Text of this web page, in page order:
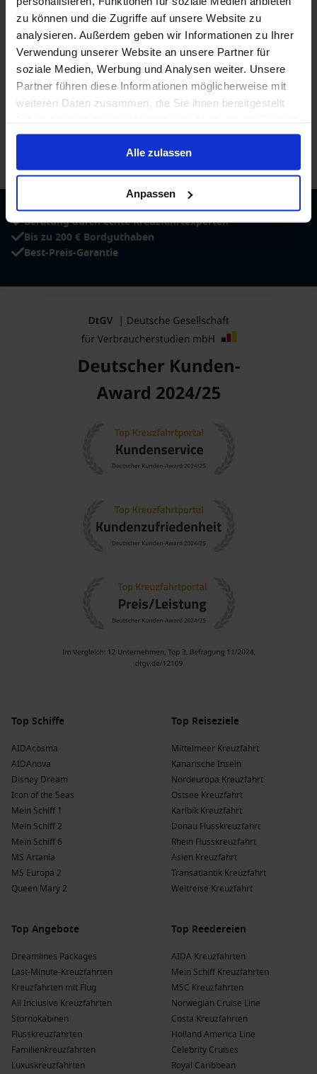
zu können und die Zugriffe auf unsere Website zu
analysieren. Außerdem geben wir Informationen zu Ihrer
Verwendung unserer Website an unsere Partner für
soziale Medien, Werbung und Analysen weiter. Unsere
Partner führen diese Informationen möglicherweise mit
weiteren Daten zusammen, die Sie ihnen bereitgestellt
gesammelt haben.
Alle zulassen
Anpassen
Beratung durch echte Kreuzfahrtexperten
Bis zu 200 € Bordguthaben
Best-Preis-Garantie
Top Schiffe
AIDAcosma
AIDAnova
Disney Dream
Icon of the Seas
Mein Schiff 1
Mein Schiff 2
Mein Schiff 6
MS Artania
MS Europa 2
Queen Mary 2
Top Reiseziele
Mittelmeer Kreuzfahrt
Kanarische Inseln
Nordeuropa Kreuzfahrt
Ostsee Kreuzfahrt
Karibik Kreuzfahrt
Donau Flusskreuzfahrt
Rhein Flusskreuzfahrt
Asien Kreuzfahrt
Transatlantik Kreuzfahrt
Weltreise Kreuzfahrt
Top Angebote
Dreamlines Packages
Last-Minute-Kreuzfahrten
Kreuzfahrten mit Flug
All Inclusive Kreuzfahrten
Stornokabinen
Flusskreuzfahrten
Familienkreuzfahrten
Luxuskreuzfahrten
Top Reedereien
AIDA Kreuzfahrten
Mein Schiff Kreuzfahrten
MSC Kreuzfahrten
Norwegian Cruise Line
Costa Kreuzfahrten
Holland America Line
Celebrity Cruises
Royal Caribbean